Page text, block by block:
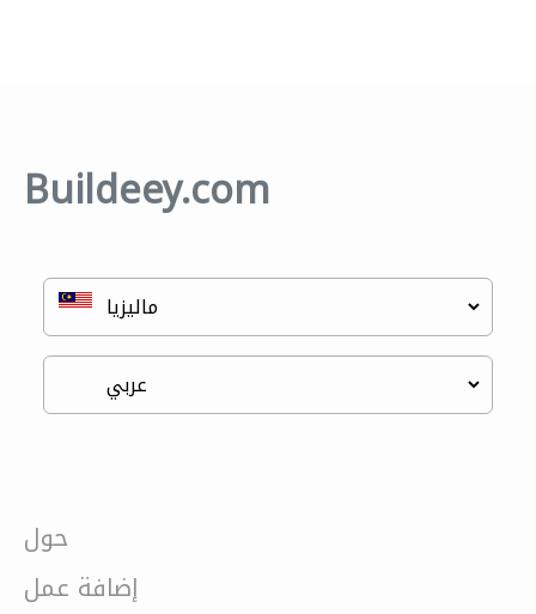
Buildeey.com
حول
إضافة عمل